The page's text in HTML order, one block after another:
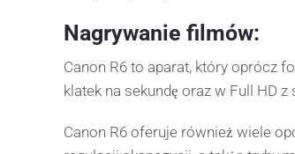
Nagrywanie filmów:
Canon R6 to aparat, który oprócz
klatek na sekundę oraz w Full HD
Canon R6 oferuje również wiele